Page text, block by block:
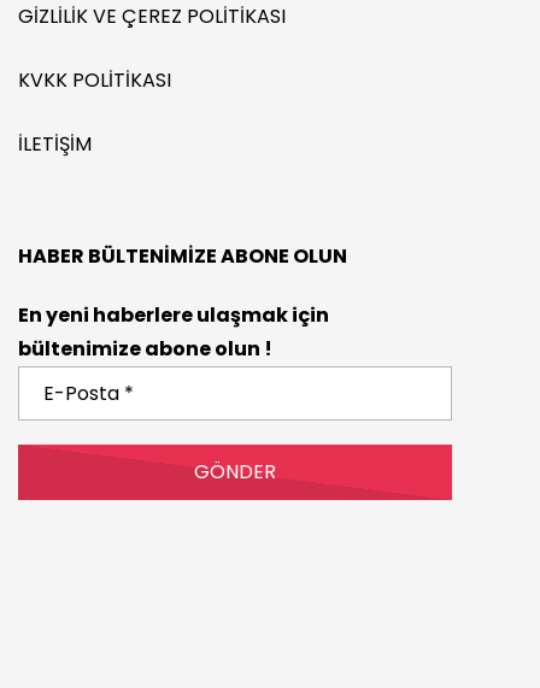
GIZLILIK VE ÇEREZ POLITIKASI
KVKK POLITIKASI
İLETIŞIM
HABER BÜLTENIMIZE ABONE OLUN
En yeni haberlere ulaşmak için
bültenimize abone olun !
Posta
*